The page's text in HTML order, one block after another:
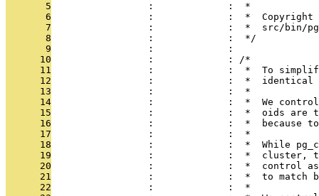
       5
                 :             :  *
       6
:             :  *
       7
:             :  *  src/bin/
       8
                 :             :  */
       9
                 :             :
      10
                 :             : /*
      11
:             :  *  To
      12
:             :  *  identical
      13
                 :             :  *
      14
:             :  *  We
      15
:             :  *  oids are
      16
:             :  *  because
      17
                 :             :  *
      18
:             :  *  While
      19
:             :  *  cluster,
      20
:             :  *  control
      21
:             :  *  to match
      22
                 :             :  *